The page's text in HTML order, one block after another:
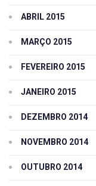
ABRIL 2015
MARÇO 2015
FEVEREIRO 2015
JANEIRO 2015
DEZEMBRO 2014
NOVEMBRO 2014
OUTUBRO 2014